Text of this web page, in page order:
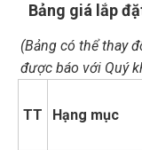
Bảng giá lắp
(Bảng có thể thay
được báo với Quý
TT Hạng mục